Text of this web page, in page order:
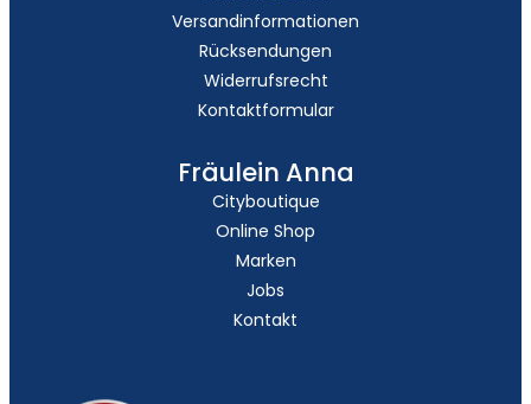
Versandinformationen
Rücksendungen
Widerrufsrecht
Kontaktformular
Fräulein Anna
Cityboutique
Online Shop
Marken
Jobs
Kontakt